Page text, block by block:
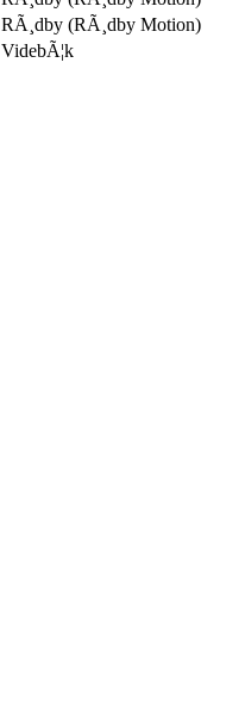
RÃ¸dby (RÃ¸dby Motion)
VidebÃ¦k